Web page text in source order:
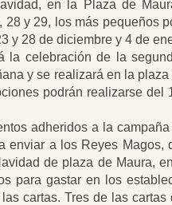
en la Plaza de
28 y 29, los más pequeños
y 28 de diciembre y 4 de
la celebración de la
y se realizará en la
podrán realizarse
adheridos a la
enviar a los Reyes
de plaza de Maura,
para gastar en los
cartas. Tres de las